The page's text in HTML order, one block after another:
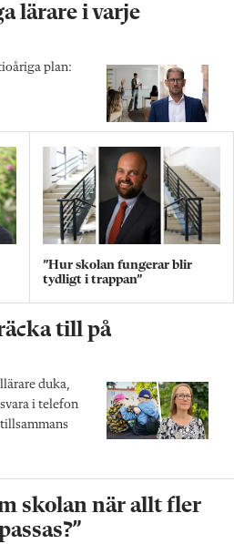
lärare i varje
plan:
”Hur skolan fungerar blir
tydligt i trappan”
till på
duka,
i telefon
skolan när allt fler